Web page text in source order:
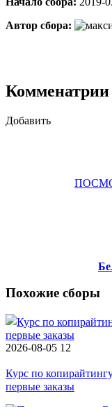
Автор сбора:
Комменатрии
Добавить
Похожие сборы
2026-08-05 12
Курс по
первые заказы